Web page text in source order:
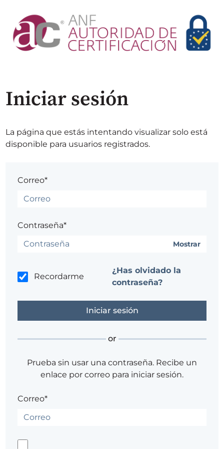
Iniciar sesión
La página que estás intentando visualizar solo está
disponible para usuarios registrados.
Correo*
Contraseña*
Mostrar
Recordarme
¿Has olvidado la
contraseña?
or
Prueba sin usar una contraseña. Recibe un
enlace por correo para iniciar sesión.
Correo*